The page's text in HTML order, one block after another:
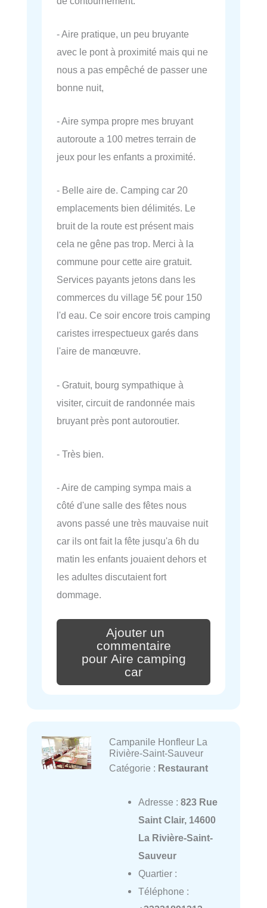
- Aire pratique, un peu bruyante
avec le pont à proximité mais qui ne
nous a pas empêché de passer une
bonne nuit,
- Aire sympa propre mes bruyant
autoroute a 100 metres terrain de
jeux pour les enfants a proximité.
- Belle aire de. Camping car 20
emplacements bien délimités. Le
bruit de la route est présent mais
cela ne gêne pas trop. Merci à la
commune pour cette aire gratuit.
Services payants jetons dans les
commerces du village 5€ pour 150
l'd eau. Ce soir encore trois camping
caristes irrespectueux garés dans
l'aire de manœuvre.
- Gratuit, bourg sympathique à
visiter, circuit de randonnée mais
bruyant près pont autoroutier.
- Très bien.
- Aire de camping sympa mais a
côté d'une salle des fêtes nous
avons passé une très mauvaise nuit
car ils ont fait la fête jusqu'a 6h du
matin les enfants jouaient dehors et
les adultes discutaient fort
dommage.
Ajouter un
commentaire
pour Aire camping
car
Campanile Honfleur La
Rivière-Saint-Sauveur
Catégorie : Restaurant
Adresse : 823 Rue
Saint Clair, 14600
La Rivière-Saint-
Sauveur
Quartier :
Téléphone :